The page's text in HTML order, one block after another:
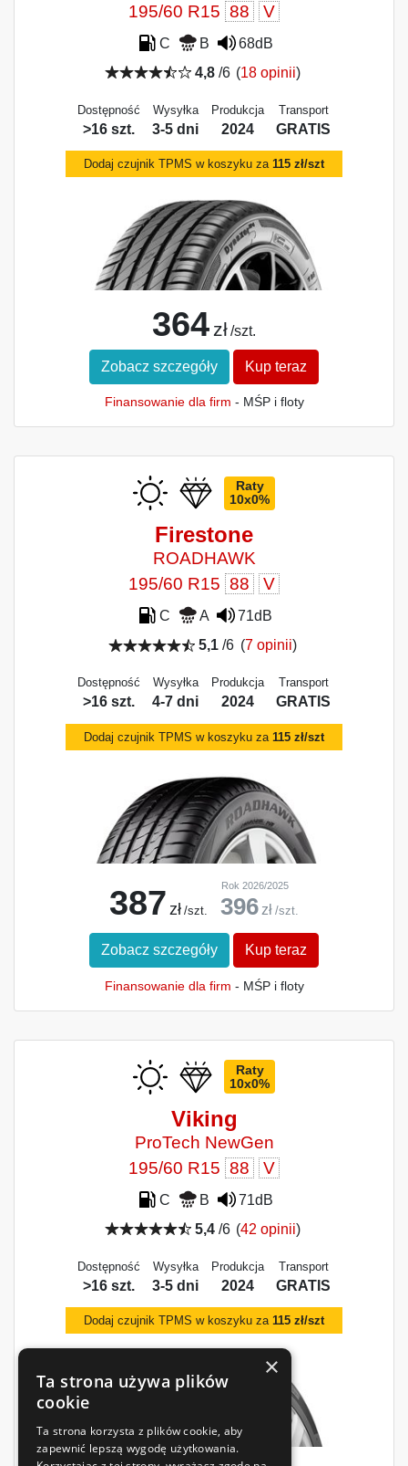
195/60 R15 88 V
C B
68dB
4,8/6 (18 opinii)
Dostępność
>16 szt.
Wysyłka
3-5 dni
Produkcja
2024
Transport
GRATIS
Dodaj czujnik TPMS w koszyku za 115 zł/szt
364 zł /szt.
Zobacz szczegóły Kup teraz
Finansowanie dla firm - MŚP i floty
Raty
10x0%
Firestone
ROADHAWK
195/60 R15 88 V
C A
71dB
5,1 /6 (7 opinii)
Dostępność
>16 szt.
Wysyłka
4-7 dni
Produkcja
2024
Transport
GRATIS
Dodaj czujnik TPMS w koszyku za 115 zł/szt
387 zł /szt.
Rok 2026/2025
396zł /szt.
Zobacz szczegóły Kup teraz
Finansowanie dla firm - MŚP i floty
Raty
10x0%
Viking
ProTech NewGen
195/60 R15 88 V
C B
71dB
5,4/6 (42 opinii)
Dostępność
>16 szt.
Wysyłka
3-5 dni
Produkcja
2024
Transport
GRATIS
Dodaj czujnik TPMS w koszyku za 115 zł/szt
×
Ta strona używa plików
cookie
Ta strona korzysta z plików cookie, aby
zapewnić lepszą wygodę użytkowania.